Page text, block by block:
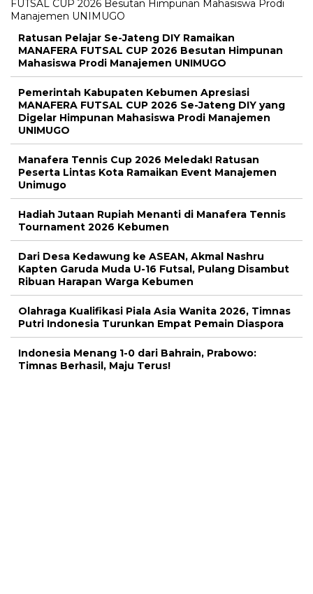
Ratusan Pelajar Se-Jateng DIY Ramaikan
MANAFERA FUTSAL CUP 2026 Besutan Himpunan
Mahasiswa Prodi Manajemen UNIMUGO
Pemerintah Kabupaten Kebumen Apresiasi
MANAFERA FUTSAL CUP 2026 Se-Jateng DIY yang
Digelar Himpunan Mahasiswa Prodi Manajemen
UNIMUGO
Manafera Tennis Cup 2026 Meledak! Ratusan
Peserta Lintas Kota Ramaikan Event Manajemen
Unimugo
Hadiah Jutaan Rupiah Menanti di Manafera Tennis
Tournament 2026 Kebumen
Dari Desa Kedawung ke ASEAN, Akmal Nashru
Kapten Garuda Muda U-16 Futsal, Pulang Disambut
Ribuan Harapan Warga Kebumen
Olahraga Kualifikasi Piala Asia Wanita 2026, Timnas
Putri Indonesia Turunkan Empat Pemain Diaspora
Indonesia Menang 1-0 dari Bahrain, Prabowo:
Timnas Berhasil, Maju Terus!